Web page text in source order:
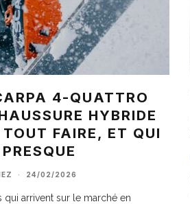
4-QUATTRO
HYBRIDE
FAIRE, ET QUI
· 24/02/2026
qui arrivent sur le marché en